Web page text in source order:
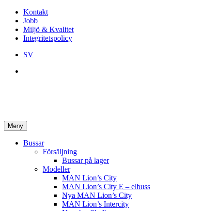
Kontakt
Jobb
Miljö & Kvalitet
Integritetspolicy
SV
Meny
Bussar
Försäljning
Bussar på lager
Modeller
MAN Lion’s City
MAN Lion’s City E – elbuss
Nya MAN Lion’s City
MAN Lion’s Intercity